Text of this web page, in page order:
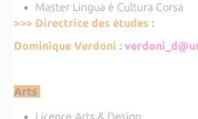
Master Lingua è Cultura Corsa
>>> Directrice des études :
Dominique Verdoni :
Arts
Licence Arts & Design